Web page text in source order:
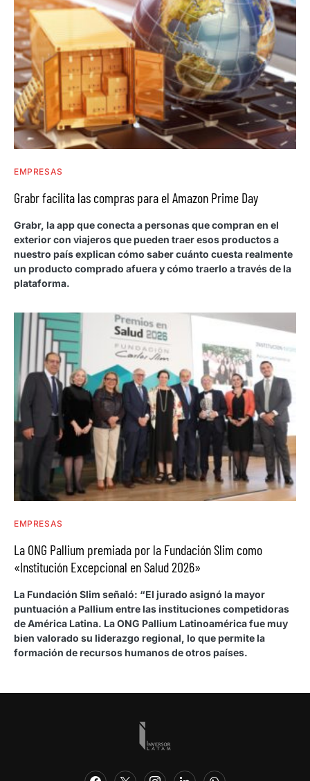
EMPRESAS
Grabr facilita las compras para el Amazon Prime Day
Grabr, la app que conecta a personas que compran en el
exterior con viajeros que pueden traer esos productos a
nuestro país explican cómo saber cuánto cuesta realmente
un producto comprado afuera y cómo traerlo a través de la
plataforma.
EMPRESAS
La ONG Pallium premiada por la Fundación Slim como
«Institución Excepcional en Salud 2026»
La Fundación Slim señaló: “El jurado asignó la mayor
puntuación a Pallium entre las instituciones competidoras
de América Latina. La ONG Pallium Latinoamérica fue muy
bien valorado su liderazgo regional, lo que permite la
formación de recursos humanos de otros países.